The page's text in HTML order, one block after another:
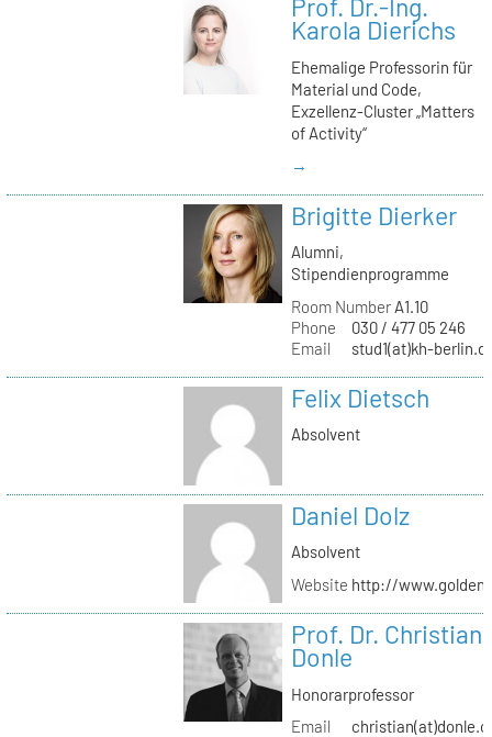
Prof. Dr.-Ing.
Karola Dierichs
Ehemalige Professorin für
Material und Code,
Exzellenz-Cluster „Matters
of Activity“
→
Brigitte Dierker
Alumni,
Stipendienprogramme
Room NumberA1.10
Phone
030 / 477 05 246
Email
stud1(at)kh-
Felix Dietsch
Absolvent
Daniel Dolz
Absolvent
Website http://
Prof. Dr. Christian
Donle
Honorarprofessor
Email